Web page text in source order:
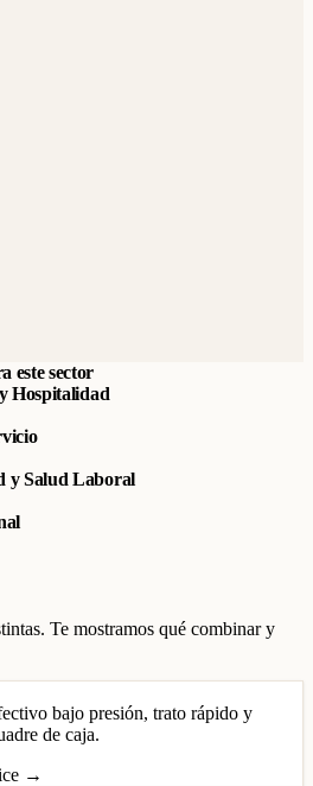
este sector
Hospitalidad
y Salud Laboral
Te mostramos qué combinar y
bajo presión, trato rápido y
de caja.
→